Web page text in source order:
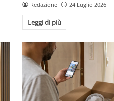
Redazione 24 Luglio 2026
Leggi di più